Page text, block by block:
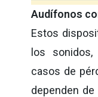
Audífonos
Estos
los
casos de
dependen